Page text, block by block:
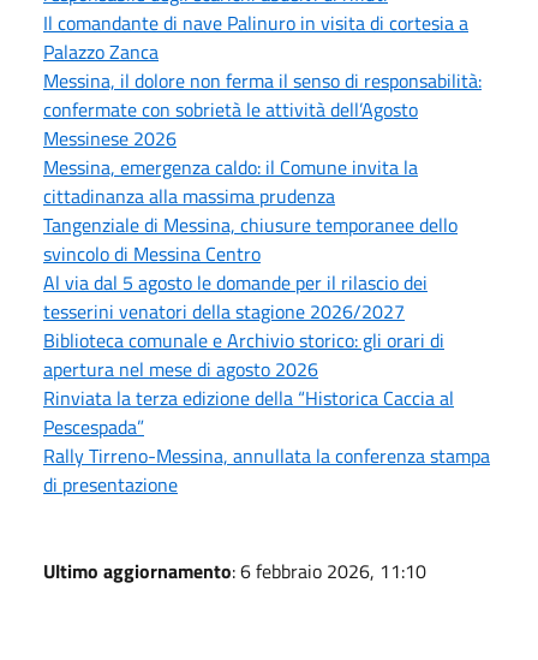
Il comandante di nave Palinuro in visita di cortesia a
Palazzo Zanca
Messina, il dolore non ferma il senso di responsabilità:
confermate con sobrietà le attività dell’Agosto
Messinese 2026
Messina, emergenza caldo: il Comune invita la
cittadinanza alla massima prudenza
Tangenziale di Messina, chiusure temporanee dello
svincolo di Messina Centro
Al via dal 5 agosto le domande per il rilascio dei
tesserini venatori della stagione 2026/2027
Biblioteca comunale e Archivio storico: gli orari di
apertura nel mese di agosto 2026
Rinviata la terza edizione della “Historica Caccia al
Pescespada”
Rally Tirreno-Messina, annullata la conferenza stampa
di presentazione
Ultimo aggiornamento: 6 febbraio 2026, 11:10